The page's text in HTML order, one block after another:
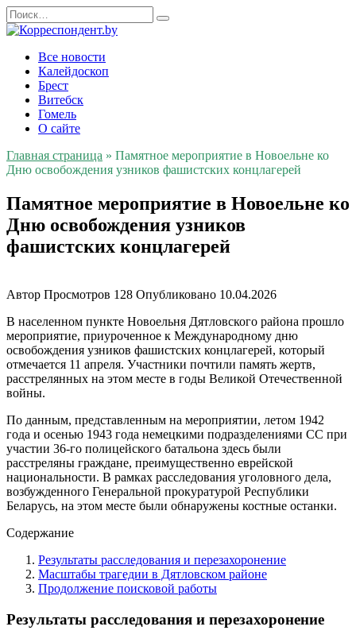
Перейти
к
содержанию
Search
for:
Все новости
Калейдоскоп
Брест
Витебск
Гомель
О сайте
Главная страница » Памятное мероприятие в Новоельне ко
Дню освобождения узников фашистских концлагерей
Памятное мероприятие в Новоельне ко
Дню освобождения узников
фашистских концлагерей
Автор Просмотров 128 Опубликовано 10.04.2026
В населенном пункте Новоельня Дятловского района прошло
мероприятие, приуроченное к Международному дню
освобождения узников фашистских концлагерей, который
отмечается 11 апреля. Участники почтили память жертв,
расстрелянных на этом месте в годы Великой Отечественной
войны.
По данным, представленным на мероприятии, летом 1942
года и осенью 1943 года немецкими подразделениями СС при
участии 36-го полицейского батальона здесь были
расстреляны граждане, преимущественно еврейской
национальности. В рамках расследования уголовного дела,
возбужденного Генеральной прокуратурой Республики
Беларусь, на этом месте были обнаружены костные останки.
Содержание
Результаты расследования и перезахоронение
Масштабы трагедии в Дятловском районе
Продолжение поисковой работы
Результаты расследования и перезахоронение